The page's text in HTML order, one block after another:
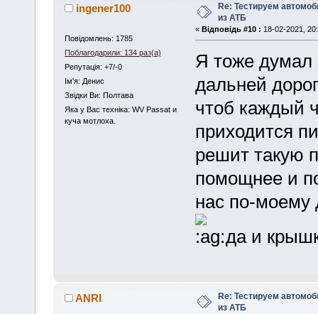
ingener100
Повідомлень: 1785
Поблагодарили: 134 раз(а)
Репутація: +7/-0
Iм'я: Денис
Звідки Ви: Полтава
Яка у Вас техніка: WV Passat и
куча мотлоха.
Re: Тестируем
из АТБ
« Відповідь #10 : 18-02-2021,
Я тоже думал
дальней
чтоб каждый
приходится
решит такую
помощнее и
нас по-моему
да и
ANRI
Re: Тестируем
из АТБ